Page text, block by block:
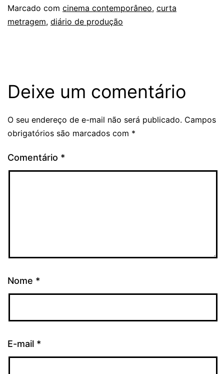
Marcado com cinema contemporâneo, curta
metragem, diário de produção
Deixe um comentário
O seu endereço de e-mail não será publicado. Campos
obrigatórios são marcados com *
Comentário *
Nome *
E-mail *